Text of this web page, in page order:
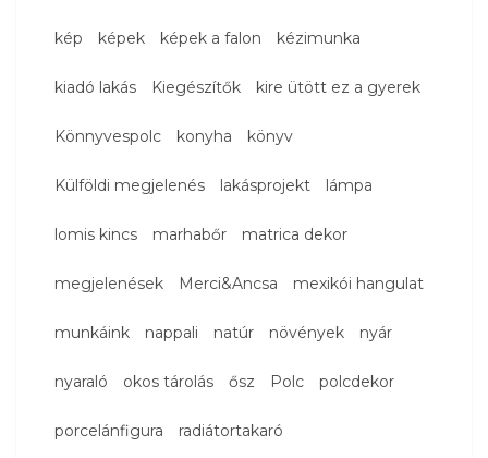
kép képek képek a falon kézimunka
kiadó lakás Kiegészítők kire ütött ez a gyerek
Könnyvespolc konyha könyv
Külföldi megjelenés lakásprojekt lámpa
lomis kincs marhabőr matrica dekor
megjelenések Merci&Ancsa mexikói hangulat
munkáink nappali natúr növények nyár
nyaraló okos tárolás ősz Polc polcdekor
porcelánfigura radiátortakaró